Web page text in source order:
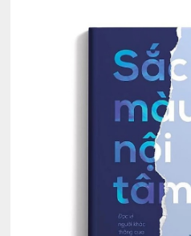
tập miễn phí